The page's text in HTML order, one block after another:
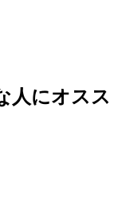
人にオスス